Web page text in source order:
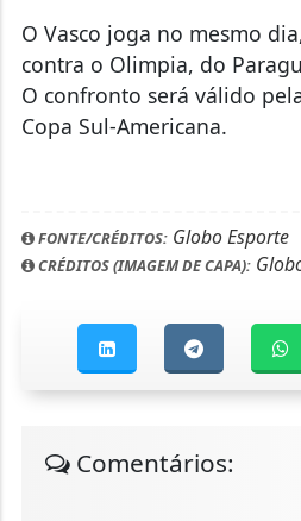
O Vasco joga no mesmo
contra o Olimpia, do
O confronto será válido
Copa Sul-Americana.
FONTE/CRÉDITOS:Globo Esporte
CRÉDITOS (IMAGEM DE CAPA):
Comentários: